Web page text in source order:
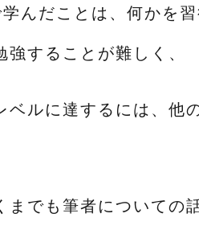
んだことは、何かを
強することが難しく、
ベルに達するには、他
までも筆者について